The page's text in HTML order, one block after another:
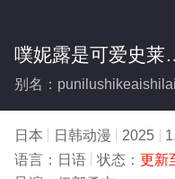
噗妮露是
别名：
日本 日韩动漫 2025
语言： 日语 状态： 更新